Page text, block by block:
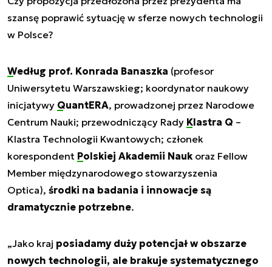
szansę poprawić sytuację w sferze nowych technologii
w Polsce?
Według prof. Konrada Banaszka (profesor
Uniwersytetu Warszawskieg; koordynator naukowy
inicjatywy QuantERA, prowadzonej przez Narodowe
Centrum Nauki; przewodniczący Rady Klastra Q –
Klastra Technologii Kwantowych; członek
korespondent Polskiej Akademii Nauk oraz Fellow
Member międzynarodowego stowarzyszenia
Optica), środki na badania i innowacje są
dramatycznie potrzebne.
„Jako kraj posiadamy duży potencjał w obszarze
nowych technologii, ale brakuje systematycznego